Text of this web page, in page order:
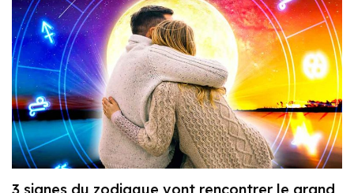
3 signes du zodiaque vont rencontrer le grand